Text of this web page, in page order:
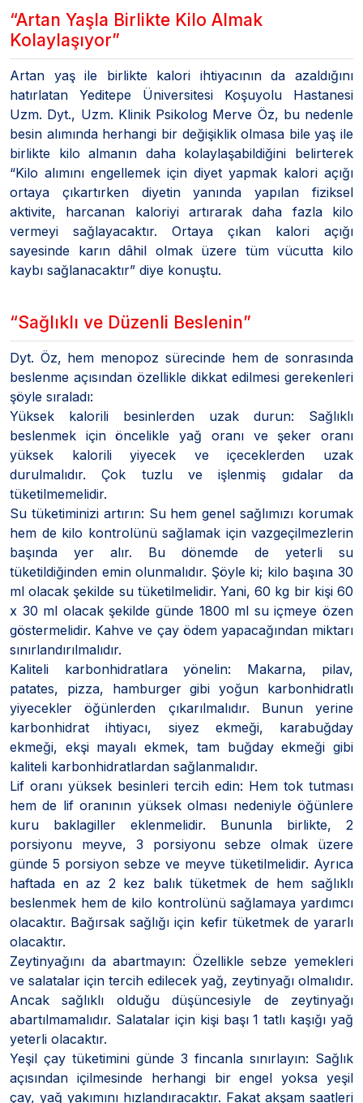
“Artan Yaşla Birlikte Kilo Almak
Kolaylaşıyor”
Artan yaş ile birlikte kalori ihtiyacının da azaldığını
hatırlatan Yeditepe Üniversitesi Koşuyolu Hastanesi
Uzm. Dyt., Uzm. Klinik Psikolog Merve Öz, bu nedenle
besin alımında herhangi bir değişiklik olmasa bile yaş ile
birlikte kilo almanın daha kolaylaşabildiğini belirterek
“Kilo alımını engellemek için diyet yapmak kalori açığı
ortaya çıkartırken diyetin yanında yapılan fiziksel
aktivite, harcanan kaloriyi artırarak daha fazla kilo
vermeyi sağlayacaktır. Ortaya çıkan kalori açığı
sayesinde karın dâhil olmak üzere tüm vücutta kilo
kaybı sağlanacaktır” diye konuştu.
“Sağlıklı ve Düzenli Beslenin”
Dyt. Öz, hem menopoz sürecinde hem de sonrasında
beslenme açısından özellikle dikkat edilmesi gerekenleri
şöyle sıraladı:
Yüksek kalorili besinlerden uzak durun: Sağlıklı
beslenmek için öncelikle yağ oranı ve şeker oranı
yüksek kalorili yiyecek ve içeceklerden uzak
durulmalıdır. Çok tuzlu ve işlenmiş gıdalar da
tüketilmemelidir.
Su tüketiminizi artırın: Su hem genel sağlımızı korumak
hem de kilo kontrolünü sağlamak için vazgeçilmezlerin
başında yer alır. Bu dönemde de yeterli su
tüketildiğinden emin olunmalıdır. Şöyle ki; kilo başına 30
ml olacak şekilde su tüketilmelidir. Yani, 60 kg bir kişi 60
x 30 ml olacak şekilde günde 1800 ml su içmeye özen
göstermelidir. Kahve ve çay ödem yapacağından miktarı
sınırlandırılmalıdır.
Kaliteli karbonhidratlara yönelin: Makarna, pilav,
patates, pizza, hamburger gibi yoğun karbonhidratlı
yiyecekler öğünlerden çıkarılmalıdır. Bunun yerine
karbonhidrat ihtiyacı, siyez ekmeği, karabuğday
ekmeği, ekşi mayalı ekmek, tam buğday ekmeği gibi
kaliteli karbonhidratlardan sağlanmalıdır.
Lif oranı yüksek besinleri tercih edin: Hem tok tutması
hem de lif oranının yüksek olması nedeniyle öğünlere
kuru baklagiller eklenmelidir. Bununla birlikte, 2
porsiyonu meyve, 3 porsiyonu sebze olmak üzere
günde 5 porsiyon sebze ve meyve tüketilmelidir. Ayrıca
haftada en az 2 kez balık tüketmek de hem sağlıklı
beslenmek hem de kilo kontrolünü sağlamaya yardımcı
olacaktır. Bağırsak sağlığı için kefir tüketmek de yararlı
olacaktır.
Zeytinyağını da abartmayın: Özellikle sebze yemekleri
ve salatalar için tercih edilecek yağ, zeytinyağı olmalıdır.
Ancak sağlıklı olduğu düşüncesiyle de zeytinyağı
abartılmamalıdır. Salatalar için kişi başı 1 tatlı kaşığı yağ
yeterli olacaktır.
Yeşil çay tüketimini günde 3 fincanla sınırlayın: Sağlık
açısından içilmesinde herhangi bir engel yoksa yeşil
çay, yağ yakımını hızlandıracaktır. Fakat akşam saatleri